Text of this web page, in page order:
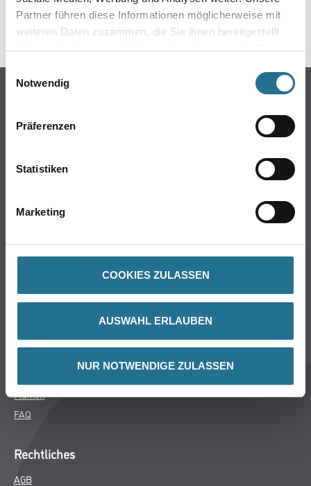
Partner führen diese Informationen möglicherweise mit
weiteren Daten zusammen, die Sie ihnen bereitgestellt
haben oder die sie im Rahmen Ihrer Nutzung der Dienste
Einwilligungsauswahl
Notwendig
Präferenzen
Statistiken
Marketing
COOKIES ZULASSEN
AUSWAHL ERLAUBEN
NUR NOTWENDIGE ZULASSEN
ZURÜCK ZUM ONLINE-SHOP
Online-Shop
Putze- und Spachtelmassen
Wand- & Deckenbeläge
CMS Gruppe
Aktuelles
Marken
FAQ
Rechtliches
AGB